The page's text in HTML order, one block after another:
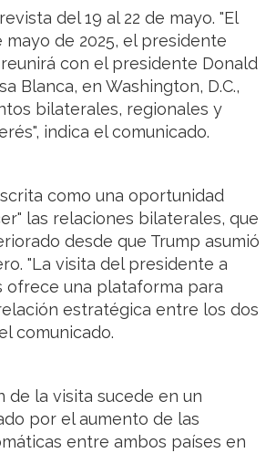
del 19 al 22 de mayo. "El
mayo de 2025, el presidente
con el presidente Donald
Blanca, en Washington, D.C.,
bilaterales, regionales y
indica el comunicado.
como una oportunidad
las relaciones bilaterales, que
desde que Trump asumió
"La visita del presidente a
ofrece una plataforma para
estratégica entre los dos
comunicado.
de la visita sucede en un
por el aumento de las
entre ambos países en